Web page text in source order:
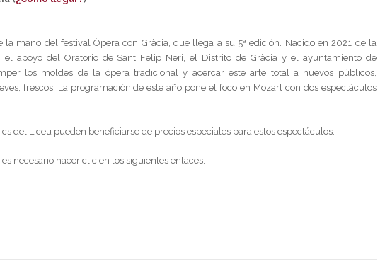
mano del festival Òpera con Gràcia, que llega a su 5ª edición. Nacido en 2021 de la
apoyo del Oratorio de Sant Felip Neri, el Distrito de Gràcia y el ayuntamiento de
los moldes de la ópera tradicional y acercar este arte total a nuevos públicos,
frescos. La programación de este año pone el foco en Mozart con dos espectáculos
del Liceu pueden beneficiarse de precios especiales para estos espectáculos.
necesario hacer clic en los siguientes enlaces: